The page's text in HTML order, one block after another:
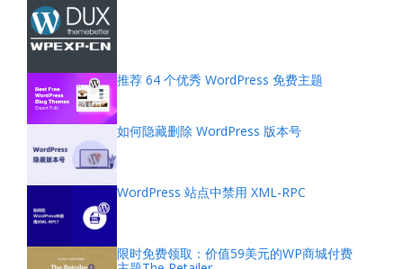
推荐 64 个优秀 WordPress 免费主题
如何隐藏删除 WordPress 版本号
WordPress 站点中禁用 XML-RPC
限时免费领取：价值59美元的WP商城付费